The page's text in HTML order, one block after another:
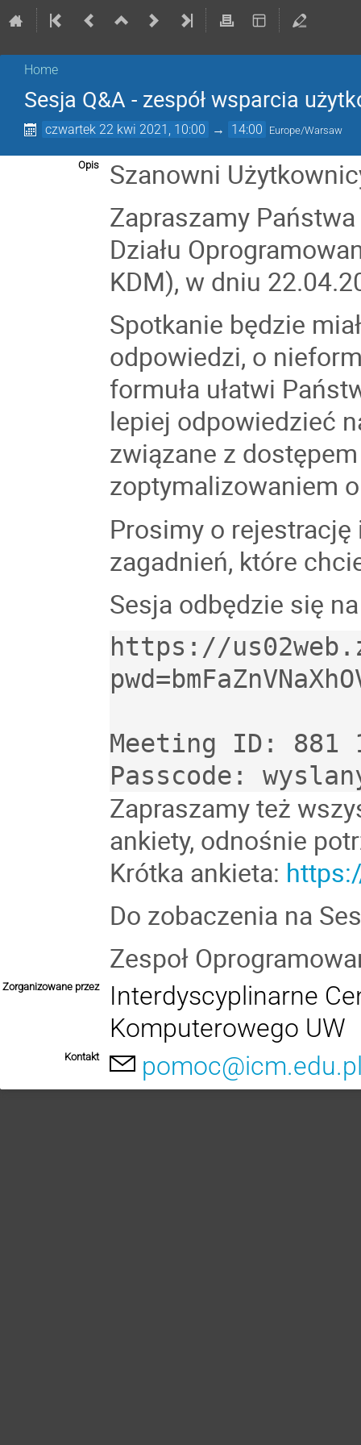
Home
Sesja Q&A - zespół wsparcia
czwartek 22 kwi 2021, 10:00 → 14:00 Europe/Warsaw
Opis
Szanowni
Zapraszamy
Działu
KDM), w dniu
Spotkanie będzie
odpowiedzi, o
formuła ułatwi
lepiej odpowiedzieć
związane z
zoptymalizowaniem
Prosimy o rejestrację
zagadnień, które
Sesja odbędzie się
https://
Meeting ID: 881
Zapraszamy też
ankiety, odnośnie
Krótka ankieta:
Do zobaczenia na
Zespoł
Zorganizowane przez
Interdyscyplinarne
Komputerowego UW
Kontakt